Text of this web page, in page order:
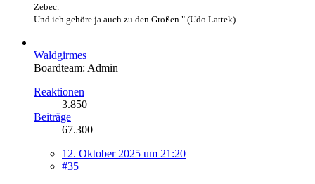
Zebec.
Und ich gehöre ja auch zu den Großen." (Udo Lattek)
Waldgirmes
Boardteam: Admin
Reaktionen
3.850
Beiträge
67.300
12. Oktober 2025 um 21:20
#35